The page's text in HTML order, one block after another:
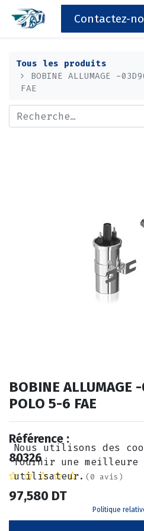
Contactez-
Tous les produits
BOBINE ALLUMAGE -
FAE
BOBINE ALLUMAGE
POLO 5-6 FAE
Référence :
80326
(0 avis)
97,580 DT
Nous utilisons des
fournir une meilleure
utilisateur.
Politique